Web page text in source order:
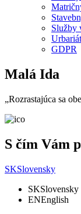
Služby
Urbariát
GDPR
Malá Ida
„Rozrastajúca sa
S čím Vám
SKSlovensky
SKSlovensky
ENEnglish